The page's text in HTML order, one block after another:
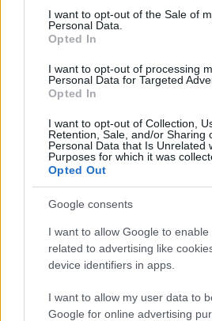
consent section.
I want to opt-out of the Sale of
Personal Data.
Opted In
I want to opt-out of processing
Personal Data for Targeted
Opted In
I want to opt-out of Collection,
Retention, Sale, and/or Sharing
Personal Data that Is Unrelated
Purposes for which it was
Opted Out
Google consents
I want to allow Google to enable
related to advertising like
device identifiers in apps.
I want to allow my user data to
Google for online advertising
Antenna
programjára
LEGFRISSEBB PCW